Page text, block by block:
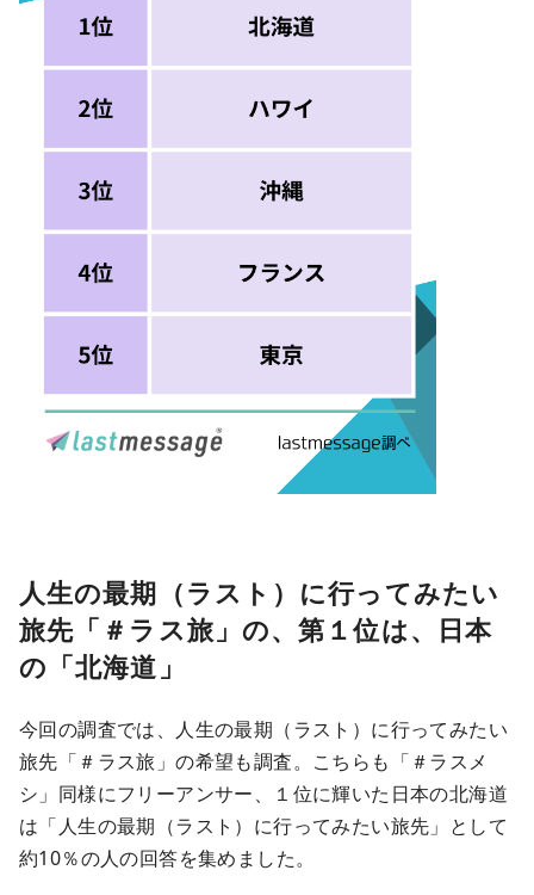
人生の最期（ラスト）に行ってみたい
旅先「＃ラス旅」の、第１位は、日本
の「北海道」
今回の調査では、人生の最期（ラスト）に行ってみたい
旅先「＃ラス旅」の希望も調査。こちらも「＃ラスメ
シ」同様にフリーアンサー、１位に輝いた日本の北海道
は「人生の最期（ラスト）に行ってみたい旅先」として
約10％の人の回答を集めました。